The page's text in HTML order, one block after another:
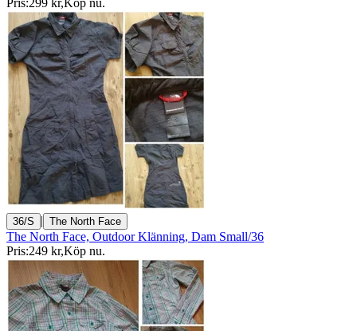
Pris:299 kr, Köp nu.
36/S | The North Face
The North Face, Outdoor Klänning, Dam Small/36
Pris:249 kr,Köp nu.